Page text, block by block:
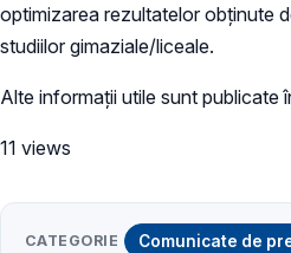
optimizarea rezultatelor obţinute
studiilor gimaziale/liceale.
Alte informații utile sunt publicate
11 views
CATEGORIE Comunicate de